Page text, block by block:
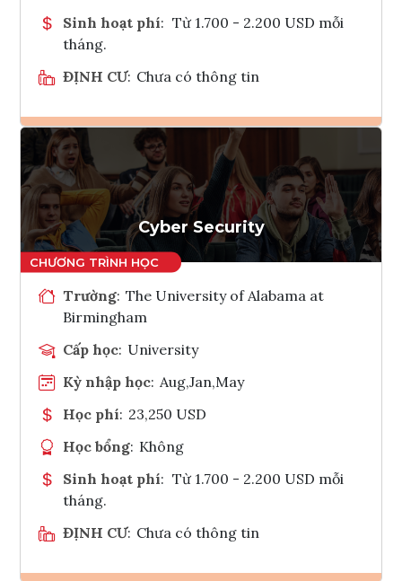
Sinh hoạt phí: Từ 1.700 - 2.200 USD mỗi
tháng.
ĐỊNH CƯ: Chưa có thông tin
Ghi danh
Tham vấn Interlink
Cyber Security
Trường: The University of Alabama at
Birmingham
Cấp học: University
Kỳ nhập học: Aug,Jan,May
Học phí: 23,250 USD
Học bổng: Không
Sinh hoạt phí: Từ 1.700 - 2.200 USD mỗi
tháng.
ĐỊNH CƯ: Chưa có thông tin